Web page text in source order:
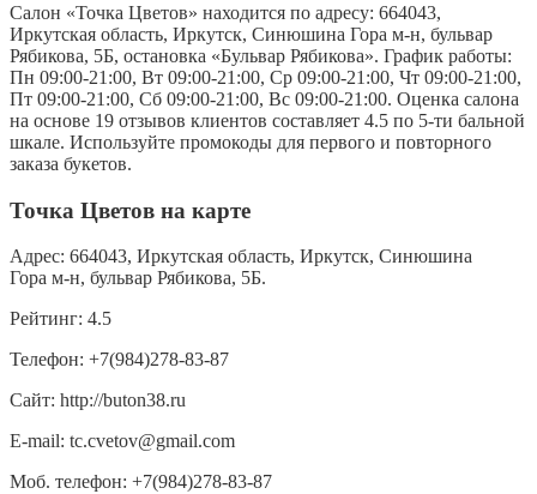
Салон «Точка Цветов» находится по адресу: 664043,
Иркутская область, Иркутск, Синюшина Гора м-н, бульвар
Рябикова, 5Б, остановка «Бульвар Рябикова». График работы:
Пн 09:00-21:00, Вт 09:00-21:00, Ср 09:00-21:00, Чт 09:00-21:00,
Пт 09:00-21:00, Сб 09:00-21:00, Вс 09:00-21:00. Оценка салона
на основе 19 отзывов клиентов составляет 4.5 по 5-ти бальной
шкале. Используйте промокоды для первого и повторного
заказа букетов.
Точка Цветов на карте
Адрес: 664043, Иркутская область, Иркутск, Синюшина
Гора м-н, бульвар Рябикова, 5Б.
Рейтинг: 4.5
Телефон: +7(984)278-83-87
Сайт: http://buton38.ru
E-mail: tc.cvetov@gmail.com
Моб. телефон: +7(984)278-83-87